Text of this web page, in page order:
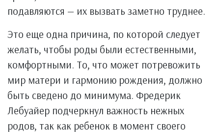
подавляются — их вызвать заметно труднее.
Это еще одна причина, по которой следует
желать, чтобы роды были естественными,
комфортными. То, что может потревожить
мир матери и гармонию рождения, должно
быть сведено до минимума. Фредерик
Лебуайер подчеркнул важность нежных
родов, так как ребенок в момент своего